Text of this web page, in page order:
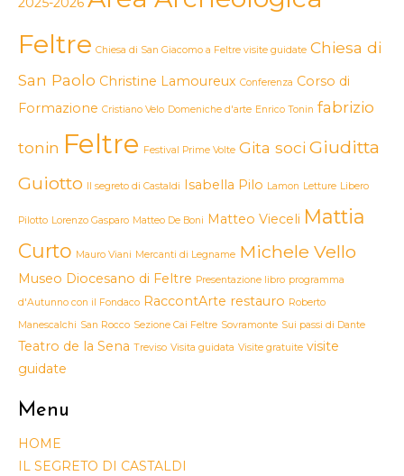
Feltre Chiesa di San Giacomo a Feltre visite guidate Chiesa di
San Paolo Christine Lamoureux Conferenza Corso di
Formazione Cristiano Velo Domeniche d'arte Enrico Tonin fabrizio
tonin Feltre Festival Prime Volte Gita soci Giuditta
Guiotto Il segreto di Castaldi Isabella Pilo Lamon Letture Libero
Pilotto Lorenzo Gasparo Matteo De Boni Matteo Vieceli Mattia
Curto Mauro Viani Mercanti di Legname Michele Vello
Museo Diocesano di Feltre Presentazione libro programma
d'Autunno con il Fondaco RaccontArte restauro Roberto
Manescalchi San Rocco Sezione Cai Feltre Sovramonte Sui passi di Dante
Teatro de la Sena Treviso Visita guidata Visite gratuite visite
guidate
Menu
HOME
IL SEGRETO DI CASTALDI